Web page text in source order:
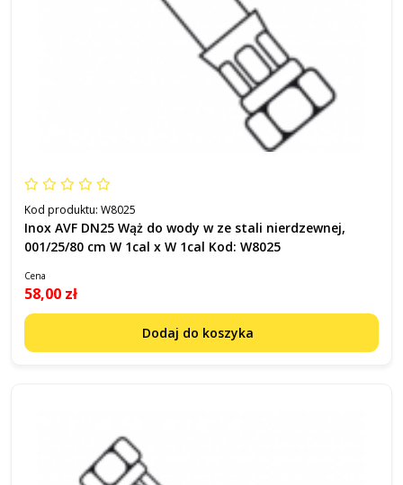
Kod produktu: W8025
Inox AVF DN25 Wąż do wody w ze stali nierdzewnej,
001/25/80 cm W 1cal x W 1cal Kod: W8025
Cena
58,00 zł
Dodaj do koszyka